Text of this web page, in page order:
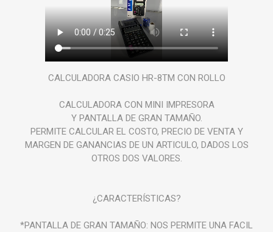
CALCULADORA CASIO HR-8TM CON ROLLO
CALCULADORA CON MINI IMPRESORA
Y PANTALLA DE GRAN TAMAÑO.
PERMITE CALCULAR EL COSTO, PRECIO DE VENTA Y
MARGEN DE GANANCIAS DE UN ARTICULO, DADOS LOS
OTROS DOS VALORES.
¿CARACTERÍSTICAS?
*PANTALLA DE GRAN TAMAÑO: NOS PERMITE UNA FACIL